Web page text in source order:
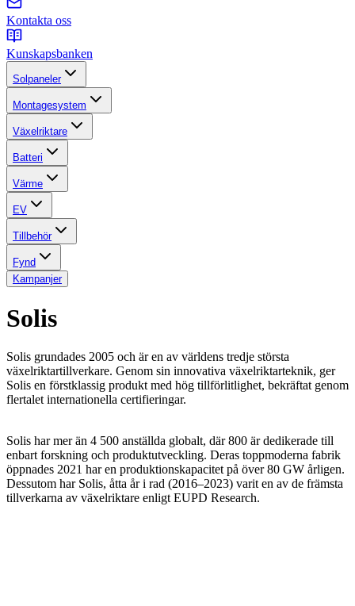
Kontakta oss
Kunskapsbanken
Solpaneler
Montagesystem
Växelriktare
Batteri
Värme
EV
Tillbehör
Fynd
Kampanjer
Solis
Solis grundades 2005 och är en av världens tredje största
växelriktartillverkare. Genom sin innovativa växelriktarteknik, ger
Solis en förstklassig produkt med hög tillförlitlighet, bekräftat genom
flertalet internationella certifieringar.
Solis har mer än 4 500 anställda globalt, där 800 är dedikerade till
enbart forskning och produktutveckling. Deras toppmoderna fabrik
öppnades 2021 har en produktionskapacitet på över 80 GW årligen.
Dessutom har Solis, åtta år i rad (2016–2023) varit en av de främsta
tillverkarna av växelriktare enligt EUPD Research.